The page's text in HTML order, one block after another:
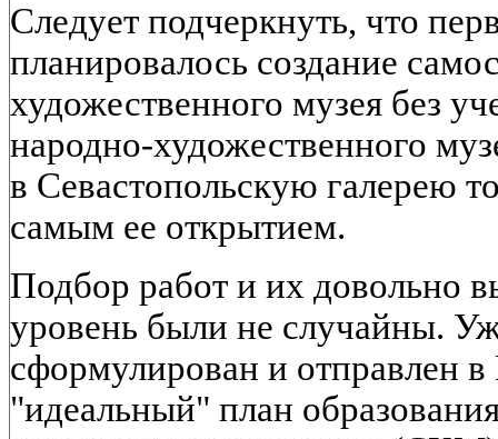
Следует подчеркнуть, что
планировалось создание
художественного музея без
народно-художественного
в Севастопольскую галерею
самым ее открытием.
Подбор работ и их довольно
уровень были не случайны.
сформулирован и отправлен
"идеальный" план